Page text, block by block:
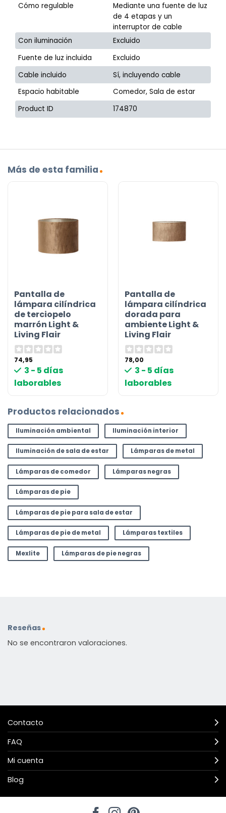
Cómo regulable
Mediante una fuente de luz
de 4 etapas y un
interruptor de cable
Con iluminación
Excluido
Fuente de luz incluida
Excluido
Cable incluido
Sí, incluyendo cable
Espacio habitable
Comedor, Sala de estar
Product ID
174870
Más de esta familia
Pantalla de
lámpara cilíndrica
de terciopelo
marrón Light &
Living Flair
74,95
3 - 5 días
laborables
Pantalla de
lámpara cilíndrica
dorada para
ambiente Light &
Living Flair
78,00
3 - 5 días
laborables
Productos relacionados
Iluminación ambiental Iluminación interior
Iluminación de sala de estar Lámparas de metal
Lámparas de comedor Lámparas negras
Lámparas de pie
Lámparas de pie para sala de estar
Lámparas de pie de metal Lámparas textiles
Mexlite Lámparas de pie negras
Reseñas
No se encontraron valoraciones.
Contacto
FAQ
Mi cuenta
Blog